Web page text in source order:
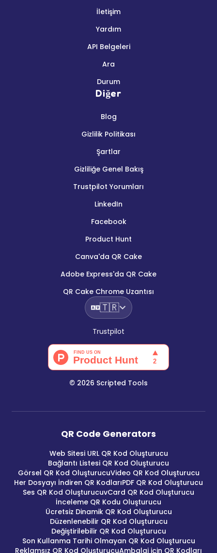
İletişim
Yardım
API Belgeleri
Ara
Durum
Diğer
Blog
Gizlilik Politikası
Şartlar
Gizliliğe Genel Bakış
Trustpilot Yorumları
LinkedIn
Facebook
Product Hunt
Canva'da QR Cake
Adobe Express'da QR Cake
QR Cake Chrome Uzantısı
🇹🇷
Trustpilot
© 2026 Scripted Tools
QR Code Generators
Web Sitesi URL QR Kod Oluşturucu
Bağlantı Listesi QR Kod Oluşturucu
Görsel QR Kod OluşturucuVideo QR Kod Oluşturucu
Her Dosyayı İndiren QR KodlarıPDF QR Kod Oluşturucu
Ses QR Kod OluşturucuvCard QR Kod Oluşturucu
İnceleme QR Kodu Oluşturucu
Ücretsiz Dinamik QR Kod Oluşturucu
Düzenlenebilir QR Kod Oluşturucu
Değiştirilebilir QR Kod Oluşturucu
Son Kullanma Tarihi Olmayan QR Kod Oluşturucu
Reklamsız QR Kod OluşturucuAmbalaj için QR Kodları